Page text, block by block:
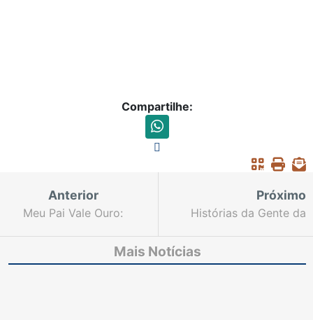
Compartilhe:
Anterior
Meu Pai Vale Ouro:
ser, múltiplos jeitos de
amar
Próximo
Histórias da Gente da
crônicas inspiradas em
Mais Notícias